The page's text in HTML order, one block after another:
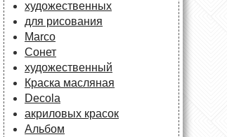
художественных
для рисования
Marco
Сонет
художественный
Краска масляная
Decola
акриловых красок
Альбом